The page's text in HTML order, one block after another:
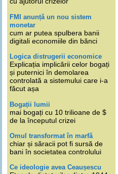
FMI anunță un nou sistem
monetar
cum ar putea spulbera banii
digitali economiile din bănci
Logica distrugerii economice
Explicația implicării celor bogați
și puternici în demolarea
controlată a sistemului care i-a
făcut așa
Bogații lumii
mai bogați cu 10 trilioane de $
de la începutul crizei
Omul transformat în marfă
chiar și săracii pot fi sursă de
bani în societatea controlului
Ce ideologie avea Ceaușescu